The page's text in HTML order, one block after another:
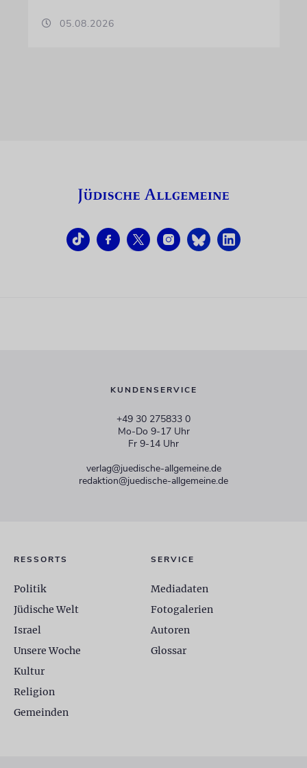
05.08.2026
KUNDENSERVICE
+49 30 275833 0
Mo-Do 9-17 Uhr
Fr 9-14 Uhr
verlag@juedische-allgemeine.de
redaktion@juedische-allgemeine.de
RESSORTS
Politik
Jüdische Welt
Israel
Unsere Woche
Kultur
Religion
Gemeinden
SERVICE
Mediadaten
Fotogalerien
Autoren
Glossar